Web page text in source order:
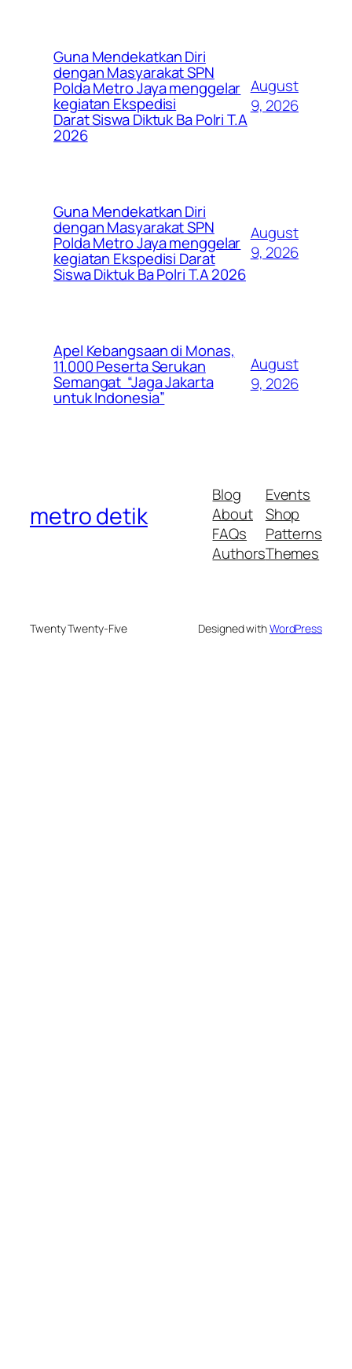
Guna Mendekatkan Diri
dengan Masyarakat SPN
Polda Metro Jaya menggelar
kegiatan Ekspedisi
Darat Siswa Diktuk Ba Polri T.A
2026
August
9, 2026
Guna Mendekatkan Diri
dengan Masyarakat SPN
Polda Metro Jaya menggelar
kegiatan Ekspedisi Darat
Siswa Diktuk Ba Polri T.A 2026
August
9, 2026
Apel Kebangsaan di Monas,
11.000 Peserta Serukan
Semangat “Jaga Jakarta
untuk Indonesia”
August
9, 2026
metro detik
Blog
About
FAQs
Authors
Events
Shop
Patterns
Themes
Twenty Twenty-Five Designed withWordPress